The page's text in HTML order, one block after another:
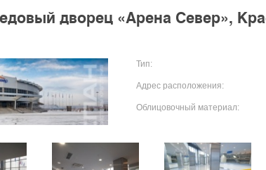
дворец «Арена Север»,
Тип:
Адрес расположения:
Облицовочный материал: